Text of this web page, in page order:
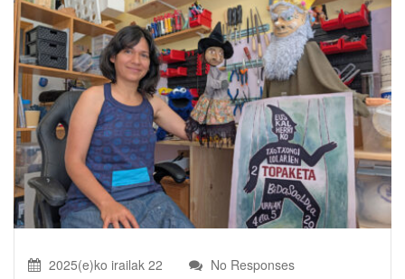
2025(e)ko irailak 22 No Responses